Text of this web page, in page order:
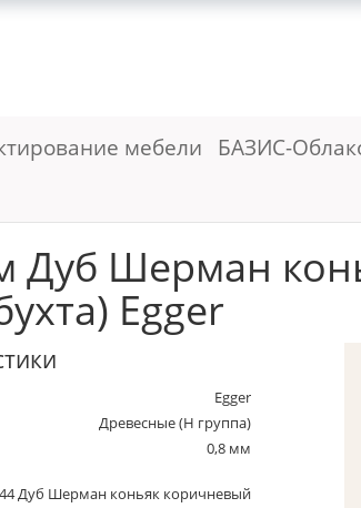
мебели БАЗИС-
Дуб Шерман
Egger
Egger
Древесные (Н группа)
0,8 мм
Дуб Шерман коньяк коричневый